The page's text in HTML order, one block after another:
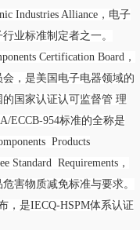
Industries Alliance，电子
业标准制定者之一。
Certification Board，
，是美国电子电器领域的
国家认证认可监督管 理
ECCB-954标准的全称是
Products
Standard Requirements，
害物质减免标准与要求。
，是IECQ-HSPM体系认证